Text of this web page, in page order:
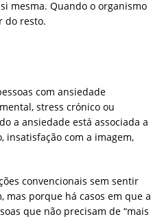
mesma. Quando o organismo
do resto.
com ansiedade
stress crónico ou
a ansiedade está associada a
insatisfação com a imagem,
convencionais sem sentir
porque há casos em que a
que não precisam de “mais